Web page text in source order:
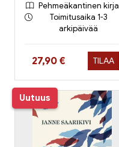
Pehmeäkantinen kirja
Toimitusaika 1-3
arkipäivää
Hinta nyt
27,90 € TILAA
Uutuus